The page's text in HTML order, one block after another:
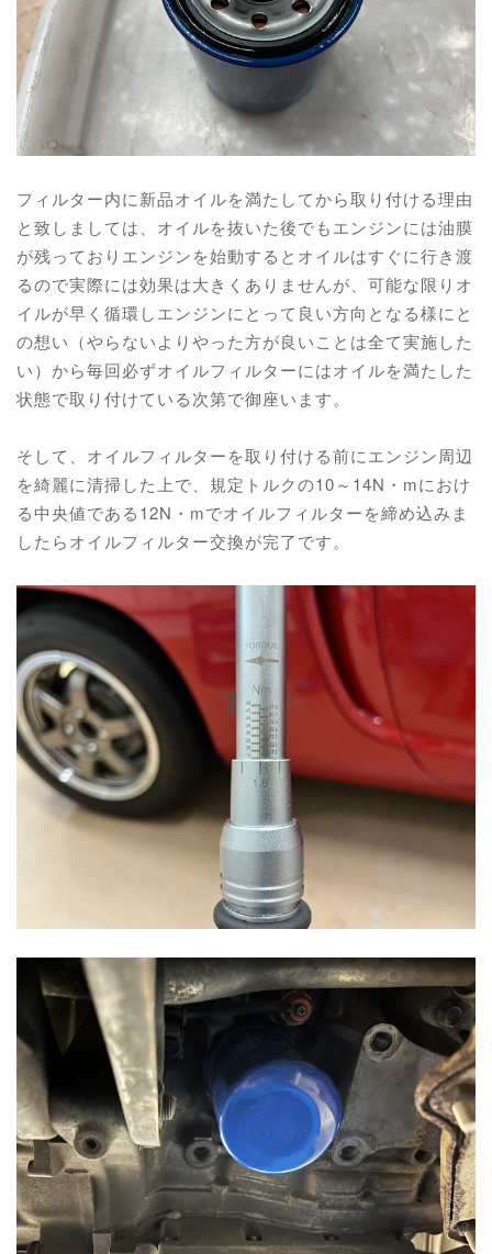
フィルター内に新品オイルを満たしてから取り付ける理由
と致しましては、オイルを抜いた後でもエンジンには油膜
が残っておりエンジンを始動するとオイルはすぐに行き渡
るので実際には効果は大きくありませんが、可能な限りオ
イルが早く循環しエンジンにとって良い方向となる様にと
の想い（やらないよりやった方が良いことは全て実施した
い）から毎回必ずオイルフィルターにはオイルを満たした
状態で取り付けている次第で御座います。
そして、オイルフィルターを取り付ける前にエンジン周辺
を綺麗に清掃した上で、規定トルクの10～14N・mにおけ
る中央値である12N・mでオイルフィルターを締め込みま
したらオイルフィルター交換が完了です。